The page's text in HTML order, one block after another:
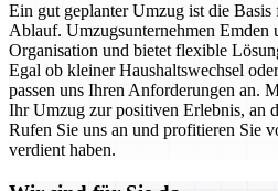
Ein gut geplanter Umzug ist die Basis
Ablauf. Umzugsunternehmen Emden
Organisation und bietet flexible
Egal ob kleiner Haushaltswechsel
passen uns Ihren Anforderungen an.
Ihr Umzug zur positiven Erlebnis, an
Rufen Sie uns an und profitieren Sie
verdient haben.